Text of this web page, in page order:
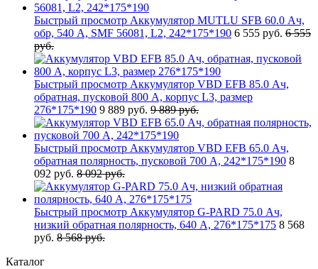
Быстрый просмотр Аккумулятор MUTLU SFB 60.0 Ач,
обр, 540 А, SMF 56081, L2, 242*175*190 6 555 руб. 6 555
руб.
Быстрый просмотр Аккумулятор VBD EFB 85.0 Ач,
обратная, пусковой 800 А, корпус L3, размер
276*175*190 9 889 руб. 9 889 руб.
Быстрый просмотр Аккумулятор VBD EFB 65.0 Ач,
обратная полярность, пусковой 700 А, 242*175*190 8
092 руб. 8 092 руб.
Быстрый просмотр Аккумулятор G-PARD 75.0 Ач,
низкий обратная полярность, 640 А, 276*175*175 8 568
руб. 8 568 руб.
Каталог